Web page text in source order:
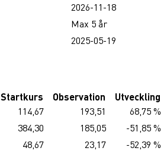
2026-11-18
Max 5 år
2025-05-19
Startkurs Observation
Utveckling
114,67 193,51
68,75 %
384,30 185,05
-51,85 %
48,67 23,17
-52,39 %